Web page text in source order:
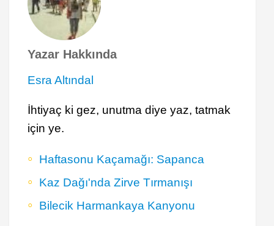
Yazar Hakkında
Esra Altındal
İhtiyaç ki gez, unutma diye yaz, tatmak
için ye.
Haftasonu Kaçamağı: Sapanca
Kaz Dağı'nda Zirve Tırmanışı
Bilecik Harmankaya Kanyonu